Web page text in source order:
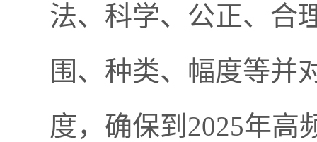
法、科学、公正、合
围、种类、幅度等并
度，确保到2025年高